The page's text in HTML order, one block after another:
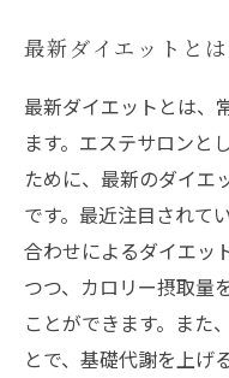
最新ダイエットとは
最新ダイエットとは、
ます。エステサロンと
ために、最新のダイエ
です。最近注目されて
合わせによるダイエッ
つつ、カロリー摂取量
ことができます。また
とで、基礎代謝を上げ